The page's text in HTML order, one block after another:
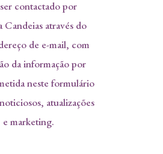
contactado por
Candeias através do
de e-mail, com
da informação por
neste formulário
atualizações
e marketing.